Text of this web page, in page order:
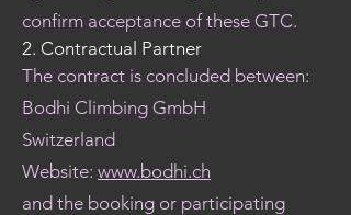
confirm acceptance of these GTC.
2. Contractual Partner
The contract is concluded between:
Bodhi Climbing GmbH
Switzerland
Website: www.bodhi.ch
and the booking or participating